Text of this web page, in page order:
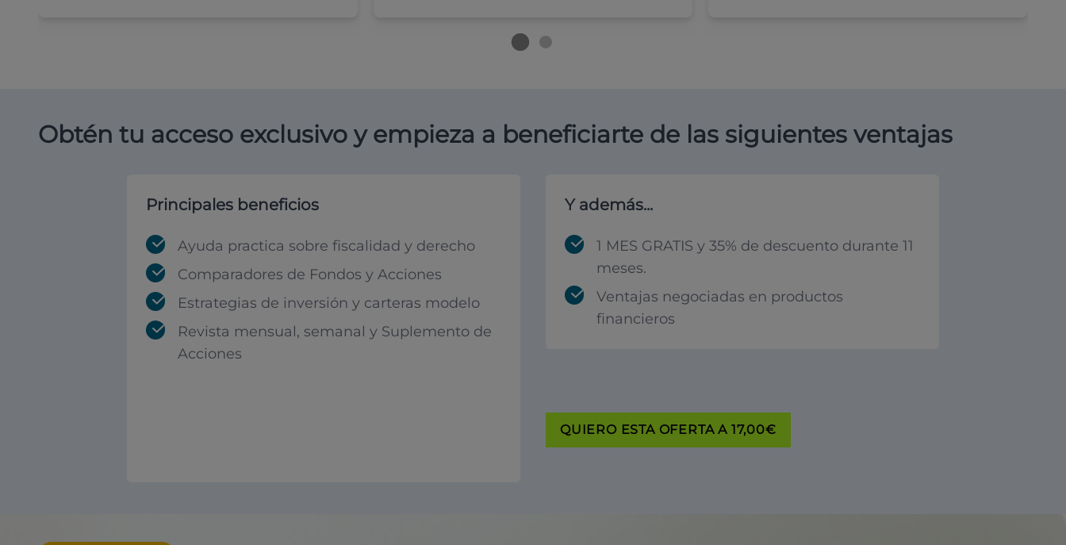
Obtén tu acceso exclusivo y empieza a beneficiarte de las siguientes ventajas
Principales beneficios
Ayuda practica sobre fiscalidad y derecho
Comparadores de Fondos y Acciones
Estrategias de inversión y carteras modelo
Revista mensual, semanal y Suplemento de
Acciones
Y además...
1 MES GRATIS y 35% de descuento durante 11
meses.
Ventajas negociadas en productos
financieros
QUIERO ESTA OFERTA A 17,00€